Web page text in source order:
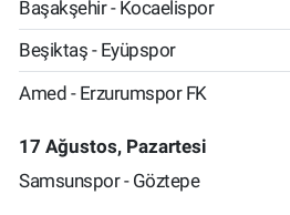
Başakşehir - Kocaelispor
Beşiktaş - Eyüpspor
Amed - Erzurumspor FK
17 Ağustos, Pazartesi
Samsunspor - Göztepe